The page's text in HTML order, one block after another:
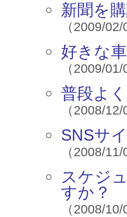
新聞を
（2009/
好きな
（2009/
普段よ
（2008/
SNSサ
（2008/
スケジ
すか？
（2008/